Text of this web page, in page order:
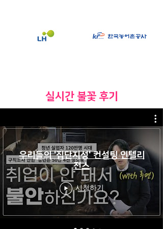
​실시간 불꽃 후기
우리들의 '집단지성' 컨설팅 인텔리
전스
시청하기